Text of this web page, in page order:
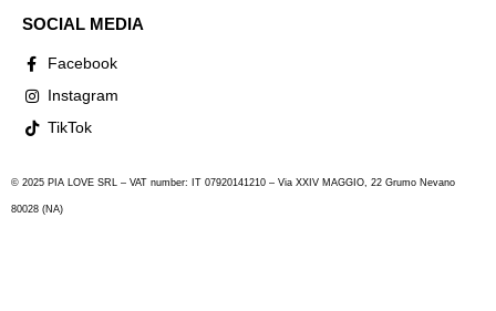
SOCIAL MEDIA
Facebook
Instagram
TikTok
© 2025 PIA LOVE SRL – VAT number: IT 07920141210 – Via XXIV MAGGIO, 22 Grumo Nevano
80028 (NA)